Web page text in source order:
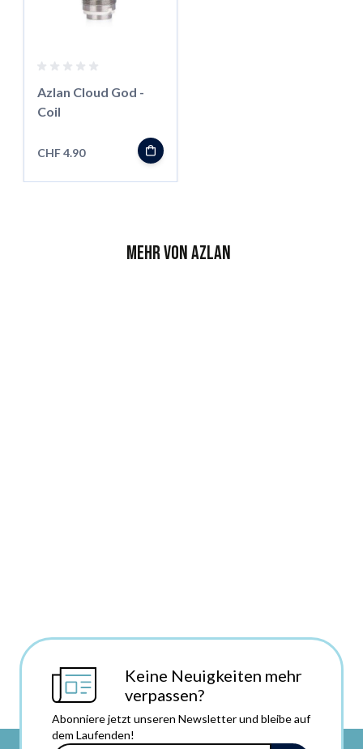
Azlan Cloud God -
Coil
CHF 4.90
Mehr von Azlan
Keine Neuigkeiten mehr
verpassen?
Abonniere jetzt unseren Newsletter und bleibe auf
dem Laufenden!